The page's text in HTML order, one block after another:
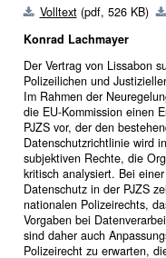
Volltext(pdf, 526 KB)
Konrad Lachmayer
Der Vertrag von Lissabon
Polizeilichen und
Im Rahmen der
die EU-Kommission einen
PJZS vor, der den
Datenschutzrichtlinie wird
subjektiven Rechte, die
kritisch analysiert. Bei
Datenschutz in der PJZS
nationalen Polizeirechts,
Vorgaben bei
sind daher auch
Polizeirecht zu erwarten,